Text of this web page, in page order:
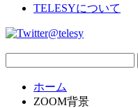
TELESYについて
@telesy
ホーム
ZOOM背景